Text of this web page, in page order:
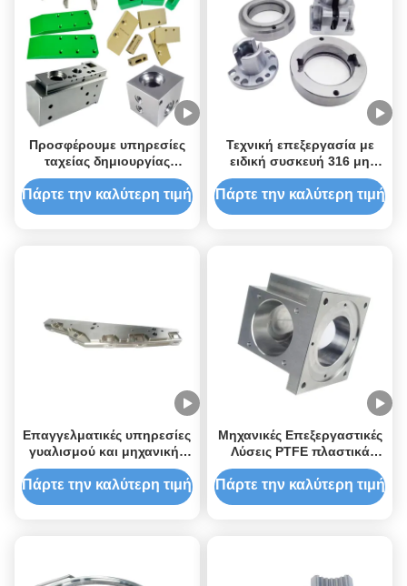
Προσφέρουμε υπηρεσίες
ταχείας δημιουργίας
πρωτοτύπων CNC για την
παροχή πρωτοτύπων
Πάρτε την καλύτερη τιμή
Τεχνική επεξεργασία με
ειδική συσκευή 316 μη
σιδηρούχου τύπου
Πάρτε την καλύτερη τιμή
Επαγγελματικές υπηρεσίες
γυαλισμού και μηχανικής
CNC για την κατασκευή
πρωτότυπων για άψογα
Πάρτε την καλύτερη τιμή
Μηχανικές Επεξεργαστικές
Λύσεις PTFE πλαστικά
προϊόντα CNC
Επεξεργασία Πρωτότυπου
Πάρτε την καλύτερη τιμή